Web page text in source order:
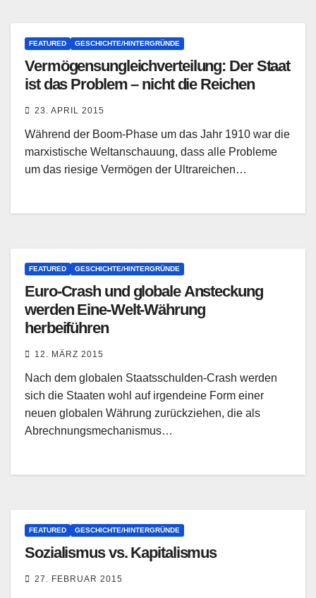
FEATURED GESCHICHTE/HINTERGRÜNDE
Vermögensungleichverteilung: Der Staat
ist das Problem – nicht die Reichen
23. APRIL 2015
Während der Boom-Phase um das Jahr 1910 war die
marxistische Weltanschauung, dass alle Probleme
um das riesige Vermögen der Ultrareichen…
FEATURED GESCHICHTE/HINTERGRÜNDE
Euro-Crash und globale Ansteckung
werden Eine-Welt-Währung
herbeiführen
12. MÄRZ 2015
Nach dem globalen Staatsschulden-Crash werden
sich die Staaten wohl auf irgendeine Form einer
neuen globalen Währung zurückziehen, die als
Abrechnungsmechanismus…
FEATURED GESCHICHTE/HINTERGRÜNDE
Sozialismus vs. Kapitalismus
27. FEBRUAR 2015